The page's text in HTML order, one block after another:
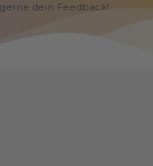
dein Feedback!